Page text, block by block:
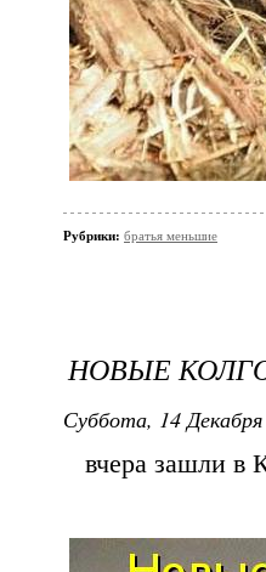
Рубрики: братья меньшие
НОВЫЕ
Суббота, 14
вчера зашли в